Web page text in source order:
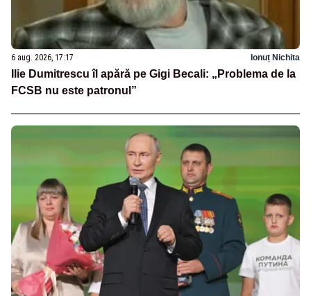
6 aug. 2026, 17:17 Ionuț Nichita
Ilie Dumitrescu îl apără pe Gigi Becali: „Problema de la
FCSB nu este patronul”